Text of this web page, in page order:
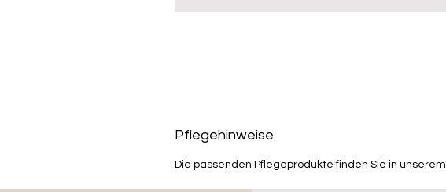
Pflegehinweise
Die passenden Pflegeprodukte finden Sie in unserem